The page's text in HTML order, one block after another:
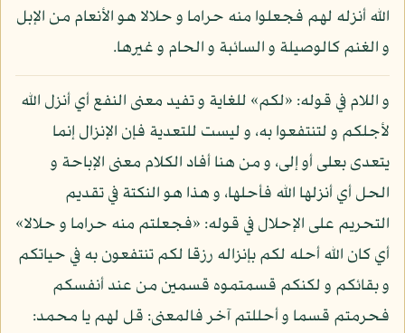
الله أنزله لهم فجعلوا منه حراما و حلالا هو الأنعام من الإبل
و الغنم كالوصيلة و السائبة و الحام و غيرها.
و اللام في قوله: «لكم» للغاية و تفيد معنى النفع أي أنزل الله
لأجلكم و لتنتفعوا به، و ليست للتعدية فإن الإنزال إنما
يتعدى بعلى أو إلى، و من هنا أفاد الكلام معنى الإباحة و
الحل أي أنزلها الله فأحلها، و هذا هو النكتة في تقديم
التحريم على الإحلال في قوله: «فجعلتم منه حراما و حلالا»
أي كان الله أحله لكم بإنزاله رزقا لكم تنتفعون به في حياتكم
و بقائكم و لكنكم قسمتموه قسمين من عند أنفسكم
فحرمتم قسما و أحللتم آخر فالمعنى: قل لهم يا محمد: